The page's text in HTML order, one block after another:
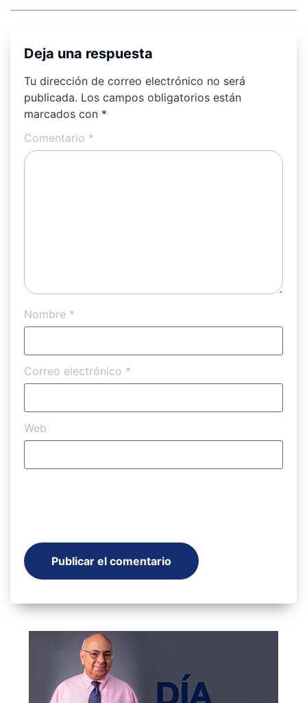
Deja una respuesta
Tu dirección de correo electrónico no será
publicada. Los campos obligatorios están
marcados con *
Comentario *
Nombre *
Correo electrónico *
Web